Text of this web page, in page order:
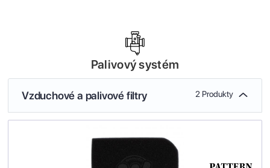
Palivový systém
Vzduchové a palivové filtry 2 Produkty